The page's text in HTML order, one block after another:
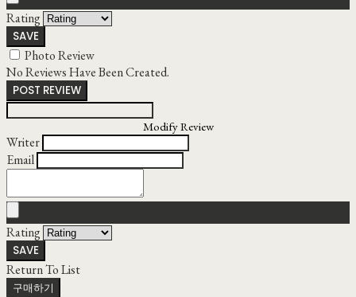
Rating
SAVE
Photo Review
No Reviews Have Been Created.
POST REVIEW
Modify Review
Writer
Email
Rating
SAVE
Return To List
구매하기